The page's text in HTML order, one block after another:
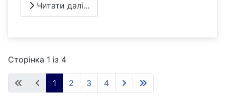
Читати далі...
Сторінка 1 із 4
1 2 3 4